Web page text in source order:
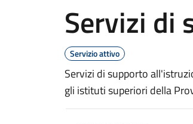
Servizi di
Servizio attivo
Servizi di supporto
gli istituti superiori della